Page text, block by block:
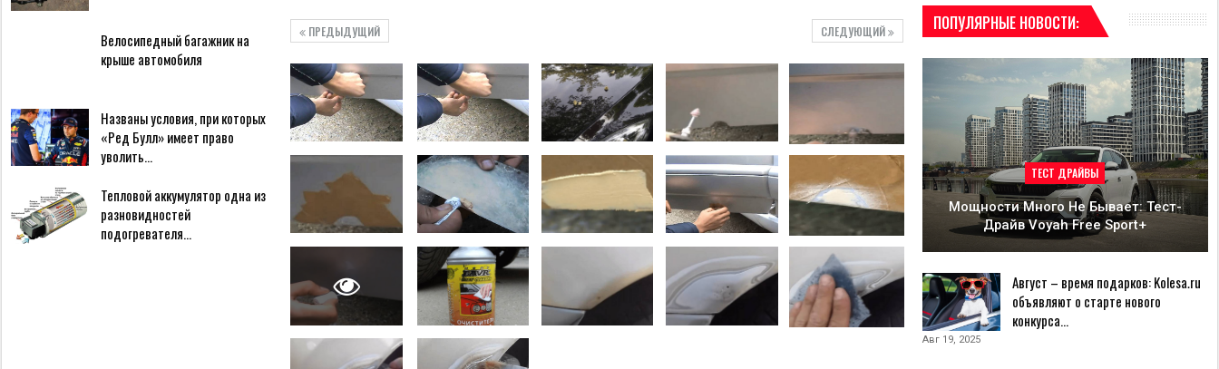
СЛЕДУЮЩИЙ
ПРЕДЫДУЩИЙ ПОПУЛЯРНЫЕ НОВОСТИ:
ТЕСТ ДРАЙВЫ
Мощности Много Не Бывает: Тест-
Драйв Voyah Free Sport+
Август – время подарков: Kolesa.ru
объявляют о старте нового
конкурса…
Авг 19, 2025
Велосипедный багажник на
крыше автомобиля
Названы условия, при которых
«Ред Булл» имеет право
уволить…
Тепловой аккумулятор одна из
разновидностей
подогревателя…